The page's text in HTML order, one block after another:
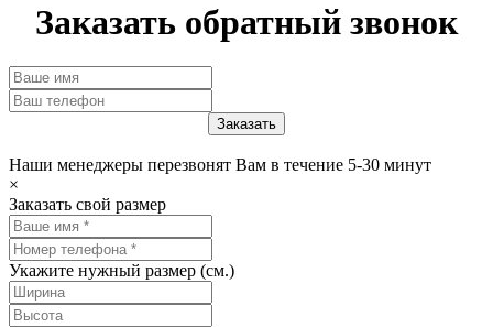
Заказать обратный звонок
Наши менеджеры перезвонят Вам в течение 5-30 минут
×
Заказать свой размер
Укажите нужный размер (см.)